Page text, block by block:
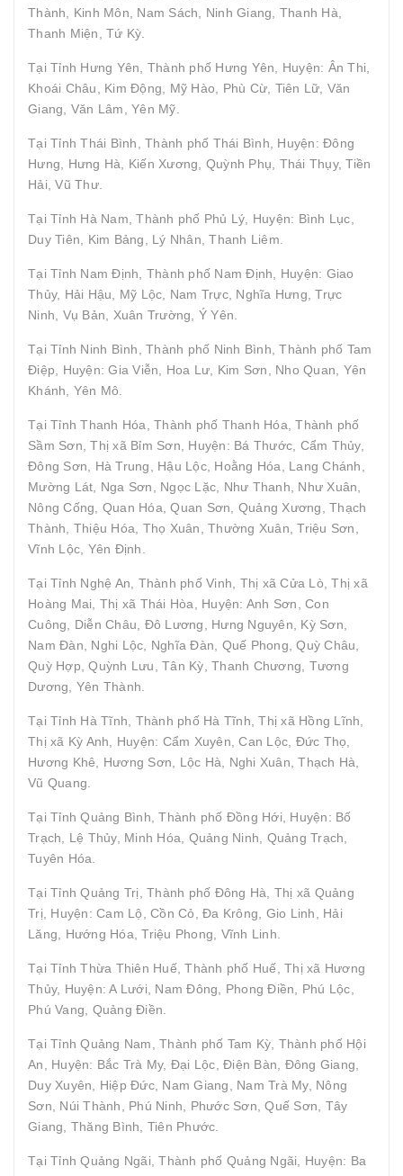
Thành, Kinh Môn, Nam Sách, Ninh Giang, Thanh Hà,
Thanh Miện, Tứ Kỳ.
Tại Tỉnh Hưng Yên, Thành phố Hưng Yên, Huyện: Ân Thi,
Khoái Châu, Kim Động, Mỹ Hào, Phù Cừ, Tiên Lữ, Văn
Giang, Văn Lâm, Yên Mỹ.
Tại Tỉnh Thái Bình, Thành phố Thái Bình, Huyện: Đông
Hưng, Hưng Hà, Kiến Xương, Quỳnh Phụ, Thái Thụy, Tiền
Hải, Vũ Thư.
Tại Tỉnh Hà Nam, Thành phố Phủ Lý, Huyện: Bình Lục,
Duy Tiên, Kim Bảng, Lý Nhân, Thanh Liêm.
Tại Tỉnh Nam Định, Thành phố Nam Định, Huyện: Giao
Thủy, Hải Hậu, Mỹ Lộc, Nam Trực, Nghĩa Hưng, Trực
Ninh, Vụ Bản, Xuân Trường, Ý Yên.
Tại Tỉnh Ninh Bình, Thành phố Ninh Bình, Thành phố Tam
Điệp, Huyện: Gia Viễn, Hoa Lư, Kim Sơn, Nho Quan, Yên
Khánh, Yên Mô.
Tại Tỉnh Thanh Hóa, Thành phố Thanh Hóa, Thành phố
Sầm Sơn, Thị xã Bỉm Sơn, Huyện: Bá Thước, Cẩm Thủy,
Đông Sơn, Hà Trung, Hậu Lộc, Hoằng Hóa, Lang Chánh,
Mường Lát, Nga Sơn, Ngọc Lặc, Như Thanh, Như Xuân,
Nông Cống, Quan Hóa, Quan Sơn, Quảng Xương, Thạch
Thành, Thiệu Hóa, Thọ Xuân, Thường Xuân, Triệu Sơn,
Vĩnh Lộc, Yên Định.
Tại Tỉnh Nghệ An, Thành phố Vinh, Thị xã Cửa Lò, Thị xã
Hoàng Mai, Thị xã Thái Hòa, Huyện: Anh Sơn, Con
Cuông, Diễn Châu, Đô Lương, Hưng Nguyên, Kỳ Sơn,
Nam Đàn, Nghi Lộc, Nghĩa Đàn, Quế Phong, Quỳ Châu,
Quỳ Hợp, Quỳnh Lưu, Tân Kỳ, Thanh Chương, Tương
Dương, Yên Thành.
Tại Tỉnh Hà Tĩnh, Thành phố Hà Tĩnh, Thị xã Hồng Lĩnh,
Thị xã Kỳ Anh, Huyện: Cẩm Xuyên, Can Lộc, Đức Thọ,
Hương Khê, Hương Sơn, Lộc Hà, Nghi Xuân, Thạch Hà,
Vũ Quang.
Tại Tỉnh Quảng Bình, Thành phố Đồng Hới, Huyện: Bố
Trạch, Lệ Thủy, Minh Hóa, Quảng Ninh, Quảng Trạch,
Tuyên Hóa.
Tại Tỉnh Quảng Trị, Thành phố Đông Hà, Thị xã Quảng
Trị, Huyện: Cam Lộ, Cồn Cỏ, Đa Krông, Gio Linh, Hải
Lăng, Hướng Hóa, Triệu Phong, Vĩnh Linh.
Tại Tỉnh Thừa Thiên Huế, Thành phố Huế, Thị xã Hương
Thủy, Huyện: A Lưới, Nam Đông, Phong Điền, Phú Lộc,
Phú Vang, Quảng Điền.
Tại Tỉnh Quảng Nam, Thành phố Tam Kỳ, Thành phố Hội
An, Huyện: Bắc Trà My, Đại Lộc, Điện Bàn, Đông Giang,
Duy Xuyên, Hiệp Đức, Nam Giang, Nam Trà My, Nông
Sơn, Núi Thành, Phú Ninh, Phước Sơn, Quế Sơn, Tây
Giang, Thăng Bình, Tiên Phước.
Tại Tỉnh Quảng Ngãi, Thành phố Quảng Ngãi, Huyện: Ba